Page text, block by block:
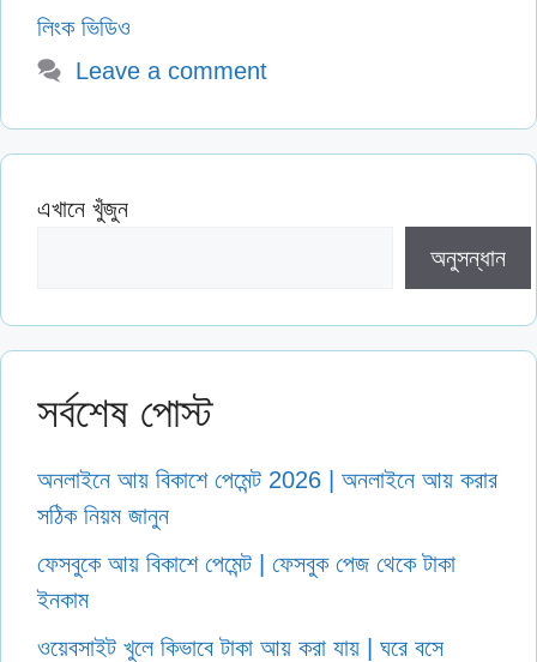
লিংক ভিডিও
Leave a comment
এখানে খুঁজুন
অনুসন্ধান
সর্বশেষ পোস্ট
অনলাইনে আয় বিকাশে পেমেন্ট 2026 | অনলাইনে আয় করার
সঠিক নিয়ম জানুন
ফেসবুকে আয় বিকাশে পেমেন্ট | ফেসবুক পেজ থেকে টাকা
ইনকাম
ওয়েবসাইট খুলে কিভাবে টাকা আয় করা যায় | ঘরে বসে